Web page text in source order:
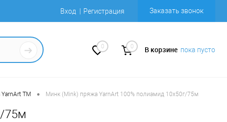
Вход Регистрация Заказать звонок
0 0 В корзине пока пусто
TM • Минк (Mink) пряжа YarnArt 100% полиамид 10х50г/75м
75м